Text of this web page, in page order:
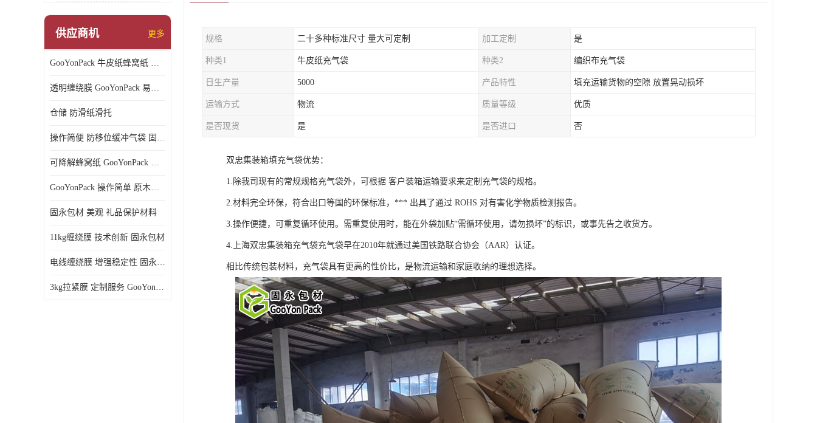
供应商机 更多
GooYonPack 牛皮纸蜂窝纸 循环使用
透明缠绕膜 GooYonPack 易撕扯不残留
仓储 防滑纸滑托
操作简便 防移位缓冲气袋 固永包材
可降解蜂窝纸 GooYonPack 循环使用
GooYonPack 操作简单 原木浆蜂巢网格纸
固永包材 美观 礼品保护材料
11kg缠绕膜 技术创新 固永包材
电线缠绕膜 增强稳定性 固永包材
3kg拉紧膜 定制服务 GooYonPack
规格 二十多种标准尺寸 量大可定制 加工定制 是
种类1 牛皮纸充气袋 种类2 编织布充气袋
日生产量 5000 产品特性 填充运输货物的空隙 放置晃动损坏
运输方式 物流 质量等级 优质
是否现货 是 是否进口 否
双忠集装箱填充气袋优势：
1.除我司现有的常规规格充气袋外，可根据 客户装箱运输要求来定制充气袋的规格。
2.材料完全环保，符合出口等国的环保标准，*** 出具了通过 ROHS 对有害化学物质检测报告。
3.操作便捷，可重复循环使用。需重复使用时，能在外袋加贴“需循环使用，请勿损坏”的标识，或事先告之收货方。
4.上海双忠集装箱充气袋充气袋早在2010年就通过美国铁路联合协会（AAR）认证。
相比传统包装材料，充气袋具有更高的性价比，是物流运输和家庭收纳的理想选择。